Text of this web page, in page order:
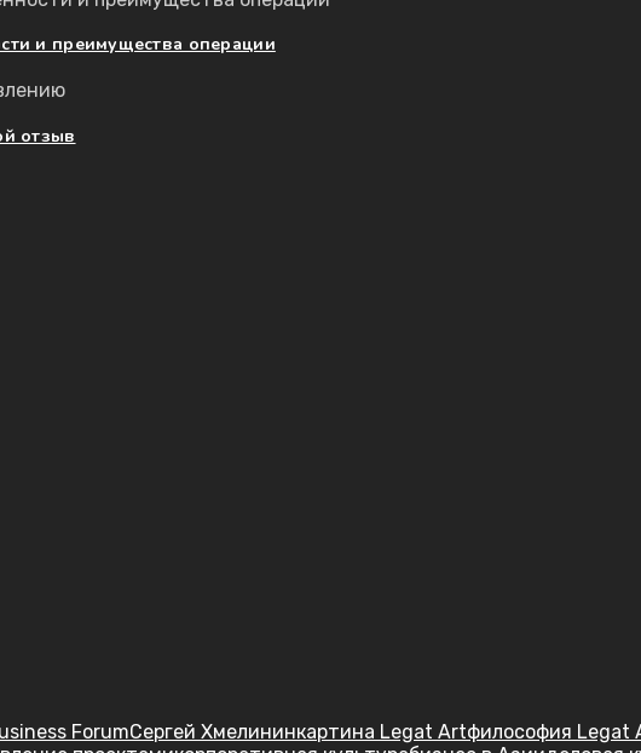
и преимущества операции
отзыв
ForumСергей Хмелининкартина Legat Artфилософия Legat